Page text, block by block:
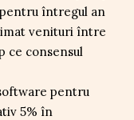
întregul an
venituri între
ce consensul
pentru
5% în